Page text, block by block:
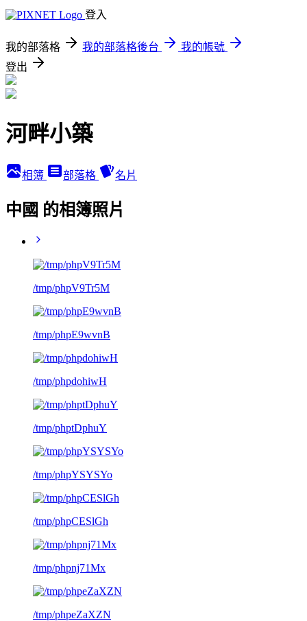
登入
我的部落格 我的部落格後台
我的帳號
登出
河畔小築
相簿 部落格 名片
中國 的相簿照片
/tmp/phpV9Tr5M
/tmp/phpE9wvnB
/tmp/phpdohiwH
/tmp/phptDphuY
/tmp/phpYSYSYo
/tmp/phpCESlGh
/tmp/phpnj71Mx
/tmp/phpeZaXZN